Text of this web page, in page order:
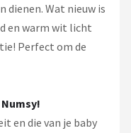
dienen. Wat nieuw is
en warm wit licht
Perfect om de
en die van je baby